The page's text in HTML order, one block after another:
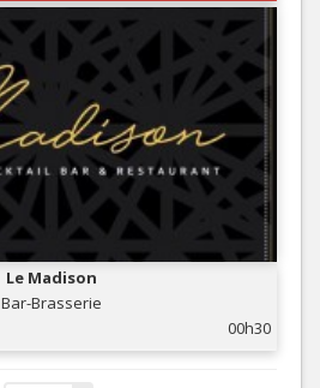
Le Madison
Bar-Brasserie
00h30